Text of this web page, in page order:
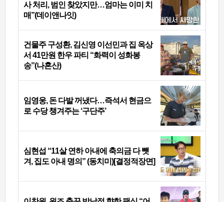
사 처리, 범인 찾았지만…엄마는 이미 치
매”(데이앤나잇)
건물주 구성환, 김신영 이선민과 집 옥상
서 41만원 한우 파티 “화력이 성화봉
송”(나혼산)
임영웅, 돈 다발 꺼냈다…즉석서 현금으
로 수당 챙겨주는 ‘구단주’
심현섭 “11살 연하 아내에 축의금 다 뺏
겨, 집도 아내 명의” (동치미)[결정적장면]